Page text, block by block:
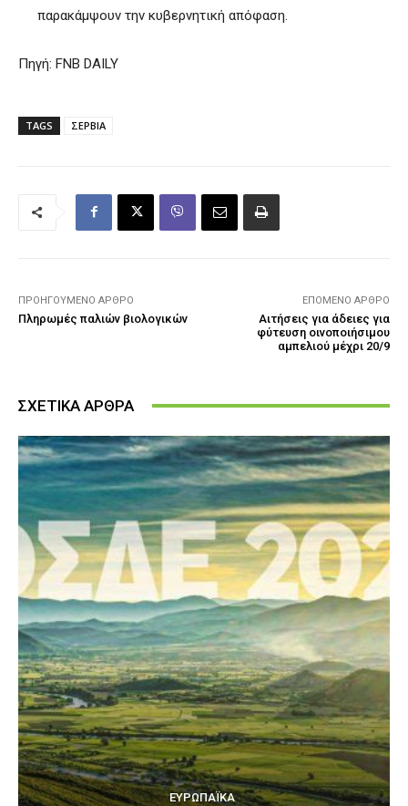
παρακάμψουν την κυβερνητική απόφαση.
Πηγή: FNB DAILY
TAGS ΣΕΡΒΙΑ
ΠΡΟΗΓΟΎΜΕΝΟ ΆΡΘΡΟ
Πληρωμές παλιών βιολογικών
ΕΠΌΜΕΝΟ ΆΡΘΡΟ
Αιτήσεις για άδειες για
φύτευση οινοποιήσιμου
αμπελιού μέχρι 20/9
ΣΧΕΤΙΚΑ ΑΡΘΡΑ
ΕΥΡΩΠΑΪΚΆ